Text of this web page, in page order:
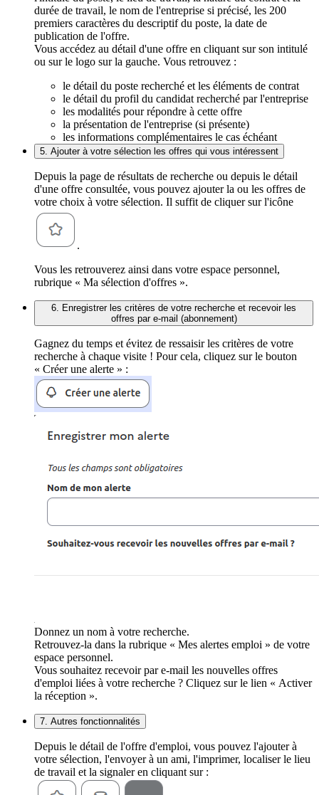
durée de travail, le nom de l'entreprise si précisé, les 200
premiers caractères du descriptif du poste, la date de
publication de l'offre.
Vous accédez au détail d'une offre en cliquant sur son intitulé
ou sur le logo sur la gauche. Vous retrouvez :
le détail du poste recherché et les éléments de contrat
le détail du profil du candidat recherché par l'entreprise
les modalités pour répondre à cette offre
la présentation de l'entreprise (si présente)
les informations complémentaires le cas échéant
5. Ajouter à votre sélection les offres qui vous intéressent
Depuis la page de résultats de recherche ou depuis le détail
d'une offre consultée, vous pouvez ajouter la ou les offres de
votre choix à votre sélection. Il suffit de cliquer sur l'icône
.
Vous les retrouverez ainsi dans votre espace personnel,
rubrique « Ma sélection d'offres ».
6. Enregistrer les critères de votre recherche et recevoir les
offres par e-mail (abonnement)
Gagnez du temps et évitez de ressaisir les critères de votre
recherche à chaque visite ! Pour cela, cliquez sur le bouton
« Créer une alerte » :
Donnez un nom à votre recherche.
Retrouvez-la dans la rubrique « Mes alertes emploi » de votre
espace personnel.
Vous souhaitez recevoir par e-mail les nouvelles offres
d'emploi liées à votre recherche ? Cliquez sur le lien « Activer
la réception ».
7. Autres fonctionnalités
Depuis le détail de l'offre d'emploi, vous pouvez l'ajouter à
votre sélection, l'envoyer à un ami, l'imprimer, localiser le lieu
de travail et la signaler en cliquant sur :